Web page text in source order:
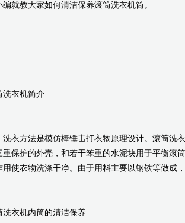
就教大家如何清洁保养滚筒洗衣机筒。
衣机简介
方法是模仿棒锤击打衣物原理设计。滚筒洗衣
保护的外壳，和若干笨重的水泥块用于平衡滚
使衣物洗涤干净。由于用料主要以钢铁等做成
衣机内筒的清洁保养